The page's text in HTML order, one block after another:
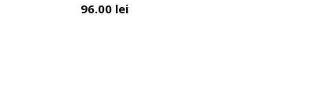
96.00 lei